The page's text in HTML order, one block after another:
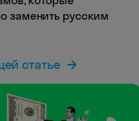
заменить русским
статье